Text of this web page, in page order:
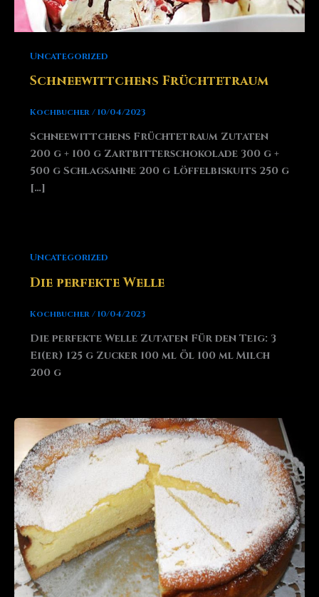
Uncategorized
Schneewittchens Früchtetraum
Kochbucher/10/04/2023
Schneewittchens Früchtetraum Zutaten
200 g + 100 g Zartbitterschokolade 300 g +
500 g Schlagsahne 200 g Löffelbiskuits 250 g
[…]
Uncategorized
Die perfekte Welle
Kochbucher/10/04/2023
Die perfekte Welle Zutaten Für den Teig: 3
Ei(er) 125 g Zucker 100 ml Öl 100 ml Milch
200 g